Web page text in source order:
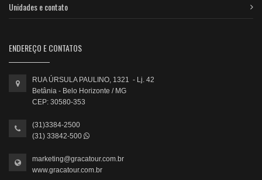
Unidades e contato
ENDEREÇO E CONTATOS
RUA ÚRSULA PAULINO, 1321 - Lj. 42
Betânia - Belo Horizonte / MG
CEP: 30580-353
(31)3384-2500
(31) 33842-500
marketing@gracatour.com.br
www.gracatour.com.br